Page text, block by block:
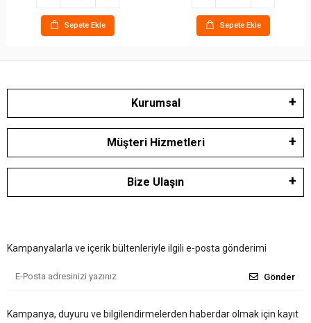
Sepete Ekle Sepete Ekle
Kurumsal
Müşteri Hizmetleri
Bize Ulaşın
Kampanyalarla ve içerik bültenleriyle ilgili e-posta gönderimi
Gönder
Kampanya, duyuru ve bilgilendirmelerden haberdar olmak için kayıt